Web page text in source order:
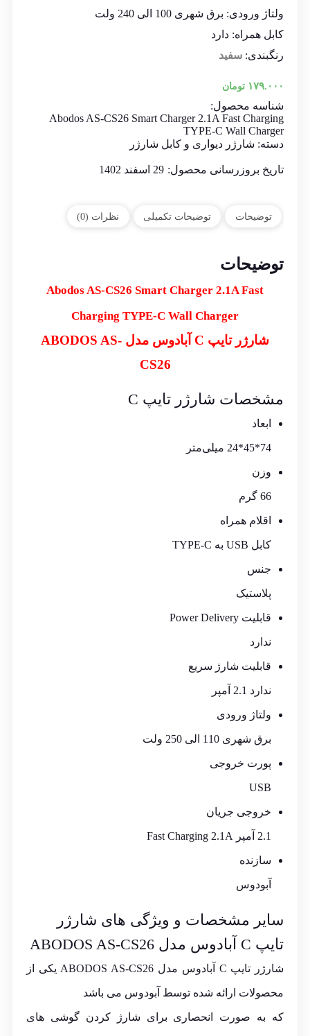
ولتاژ ورودی: برق شهری 100 الی 240 ولت
کابل همراه: دارد
رنگبندی: سفید
۱۷۹.۰۰۰ تومان
شناسه محصول:
Abodos AS-CS26 Smart Charger 2.1A Fast Charging
TYPE-C Wall Charger
دسته: شارژر دیواری و کابل شارژر
تاریخ بروزرسانی محصول: 29 اسفند 1402
توضیحات توضیحات تکمیلی نظرات (0)
توضیحات
Abodos AS-CS26 Smart Charger 2.1A Fast
Charging TYPE-C Wall Charger
شارژر تایپ C آبادوس مدل ABODOS AS-
CS26
مشخصات شارژر تایپ C
ابعاد
74*45*24 میلی‌متر
وزن
66 گرم
اقلام همراه
کابل USB به TYPE-C
جنس
پلاستیک
قابلیت Power Delivery
ندارد
قابلیت شارژ سریع
ندارد 2.1 آمپر
ولتاژ ورودی
برق شهری 110 الی 250 ولت
پورت خروجی
USB
خروجی جریان
2.1 آمپر Fast Charging 2.1A
سازنده
آبودوس
سایر مشخصات و ویژگی های شارژر
تایپ C آبادوس مدل ABODOS AS-CS26
شارژر تایپ C آبادوس مدل ABODOS AS-CS26 یکی از
محصولات ارائه شده توسط آبودوس می باشد
که به صورت انحصاری برای شارژ کردن گوشی های